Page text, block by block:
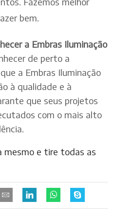
bem.
a Embras Iluminação
de perto a
a Embras Iluminação
à qualidade e à
que seus projetos
com o mais alto
mesmo e tire todas as